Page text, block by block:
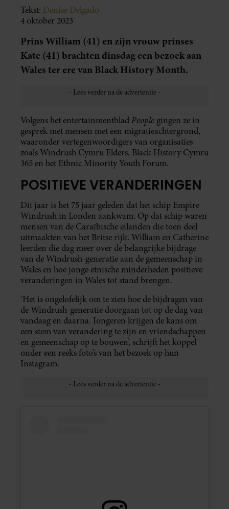
Tekst: Denise Delgado
4 oktober 2023
Prins William (41) en zijn vrouw prinses
Kate (41) brachten dinsdag een bezoek aan
Wales ter ere van Black History Month.
Volgens het entertainmentbladPeople gingen ze in
gesprek met mensen met een migratieachtergrond,
waaronder vertegenwoordigers van organisaties
zoals Windrush Cymru Elders, Black History Cymru
365 en het Ethnic Minority Youth Forum.
POSITIEVE VERANDERINGEN
Dit jaar is het 75 jaar geleden dat het schip Empire
Windrush in Londen aankwam. Op dat schip waren
mensen van de Caraïbische eilanden die toen deel
uitmaakten van het Britse rijk. William en Catherine
leerden die dag meer over de belangrijke bijdrage
van de Windrush-generatie aan de gemeenschap in
Wales en hoe jonge etnische minderheden positieve
veranderingen in Wales tot stand brengen.
‘Het is ongelofelijk om te zien hoe de bijdragen van
de Windrush-generatie doorgaan tot op de dag van
vandaag en daarna. Jongeren krijgen de kans om
een stem van verandering te zijn en vriendschappen
en gemeenschap op te bouwen’, schrijft het koppel
onder een reeks foto’s van het bezoek op hun
Instagram.